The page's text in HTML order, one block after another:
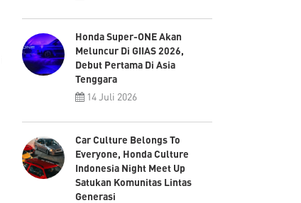
Honda Super-ONE Akan
Meluncur Di GIIAS 2026,
Debut Pertama Di Asia
Tenggara
14 Juli 2026
Car Culture Belongs To
Everyone, Honda Culture
Indonesia Night Meet Up
Satukan Komunitas Lintas
Generasi